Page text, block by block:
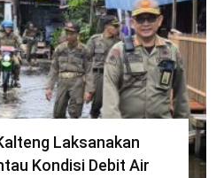
Laksanakan
Kondisi Debit Air